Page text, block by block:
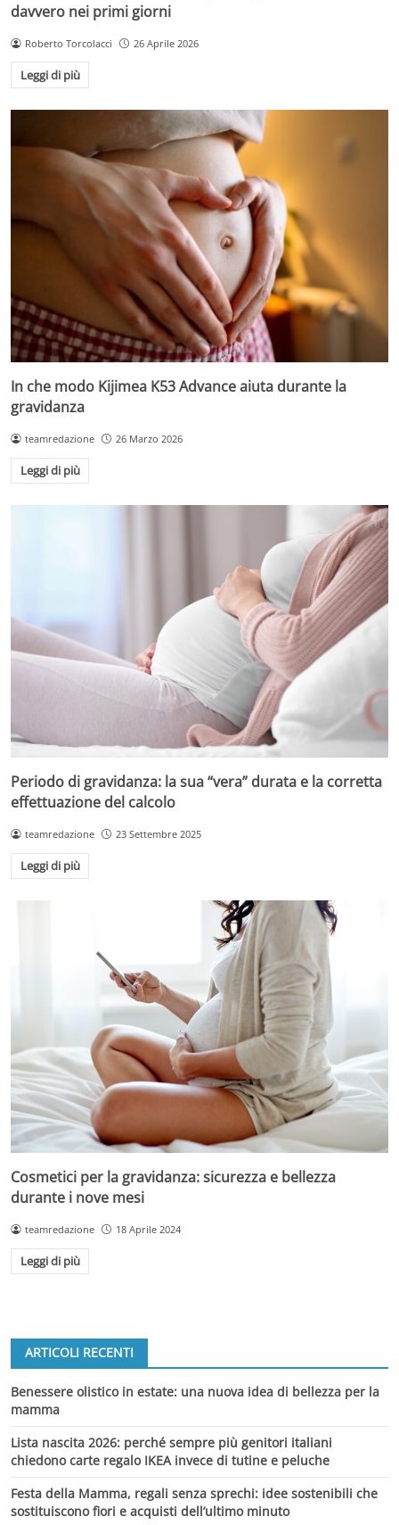
davvero nei primi giorni
Roberto Torcolacci 26 Aprile 2026
Leggi di più
In che modo Kijimea K53 Advance aiuta durante la
gravidanza
teamredazione 26 Marzo 2026
Leggi di più
Periodo di gravidanza: la sua “vera” durata e la corretta
effettuazione del calcolo
teamredazione 23 Settembre 2025
Leggi di più
Cosmetici per la gravidanza: sicurezza e bellezza
durante i nove mesi
teamredazione 18 Aprile 2024
Leggi di più
ARTICOLI RECENTI
Benessere olistico in estate: una nuova idea di bellezza per la
mamma
Lista nascita 2026: perché sempre più genitori italiani
chiedono carte regalo IKEA invece di tutine e peluche
Festa della Mamma, regali senza sprechi: idee sostenibili che
sostituiscono fiori e acquisti dell’ultimo minuto